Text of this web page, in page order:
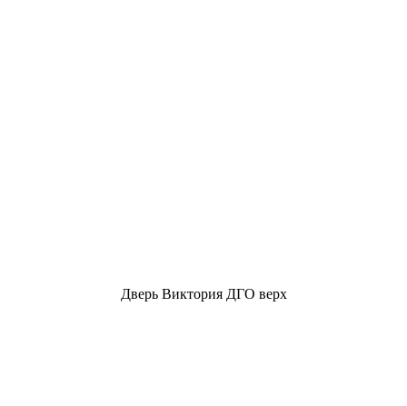
Дверь Виктория ДГО верх